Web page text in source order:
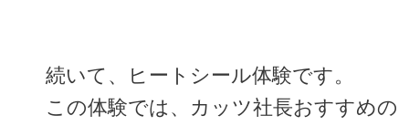
続いて、ヒートシール体験です。
この体験では、カッツ社長おすすめの